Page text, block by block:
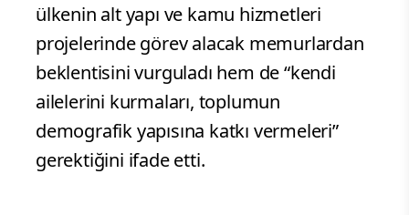
ülkenin alt yapı ve kamu hizmetleri
projelerinde görev alacak memurlardan
beklentisini vurguladı hem de “kendi
ailelerini kurmaları, toplumun
demografik yapısına katkı vermeleri”
gerektiğini ifade etti.